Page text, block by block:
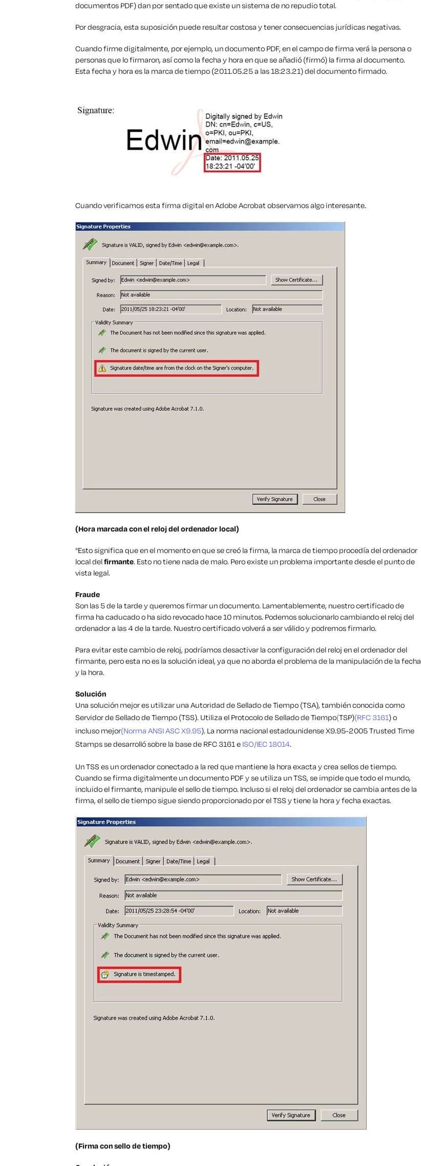
documentos PDF) dan por sentado que existe un sistema de no repudio total.
Por desgracia, esta suposición puede resultar costosa y tener consecuencias jurídicas negativas.
Cuando firme digitalmente, por ejemplo, un documento PDF, en el campo de firma verá la persona o
personas que lo firmaron, así como la fecha y hora en que se añadió (firmó) la firma al documento.
Esta fecha y hora es la marca de tiempo (2011.05.25 a las 18:23.21) del documento firmado.
Cuando verificamos esta firma digital en Adobe Acrobat observamos algo interesante.
(Hora marcada con el reloj del ordenador local)
"Esto significa que en el momento en que se creó la firma, la marca de tiempo procedía del ordenador
local delfirmante. Esto no tiene nada de malo. Pero existe un problema importante desde el punto de
vista legal.
Fraude
Son las 5 de la tarde y queremos firmar un documento. Lamentablemente, nuestro certificado de
firma ha caducado o ha sido revocado hace 10 minutos. Podemos solucionarlo cambiando el reloj del
ordenador a las 4 de la tarde. Nuestro certificado volverá a ser válido y podremos firmarlo.
Para evitar este cambio de reloj, podríamos desactivar la configuración del reloj en el ordenador del
firmante, pero esta no es la solución ideal, ya que no aborda el problema de la manipulación de la fecha
y la hora.
Solución
Una solución mejor es utilizar una Autoridad de Sellado de Tiempo (TSA), también conocida como
Servidor de Sellado de Tiempo (TSS). Utiliza el Protocolo de Sellado de Tiempo(TSP)(RFC 3161) o
incluso mejor(Norma ANSI ASC X9.95). La norma nacional estadounidense X9.95-2005 Trusted Time
Stamps se desarrolló sobre la base de RFC 3161 e ISO/IEC 18014.
Un TSS es un ordenador conectado a la red que mantiene la hora exacta y crea sellos de tiempo.
Cuando se firma digitalmente un documento PDF y se utiliza un TSS, se impide que todo el mundo,
incluido el firmante, manipule el sello de tiempo. Incluso si el reloj del ordenador se cambia antes de la
firma, el sello de tiempo sigue siendo proporcionado por el TSS y tiene la hora y fecha exactas.
(Firma con sello de tiempo)